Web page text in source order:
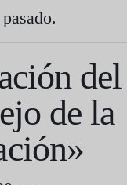
de la